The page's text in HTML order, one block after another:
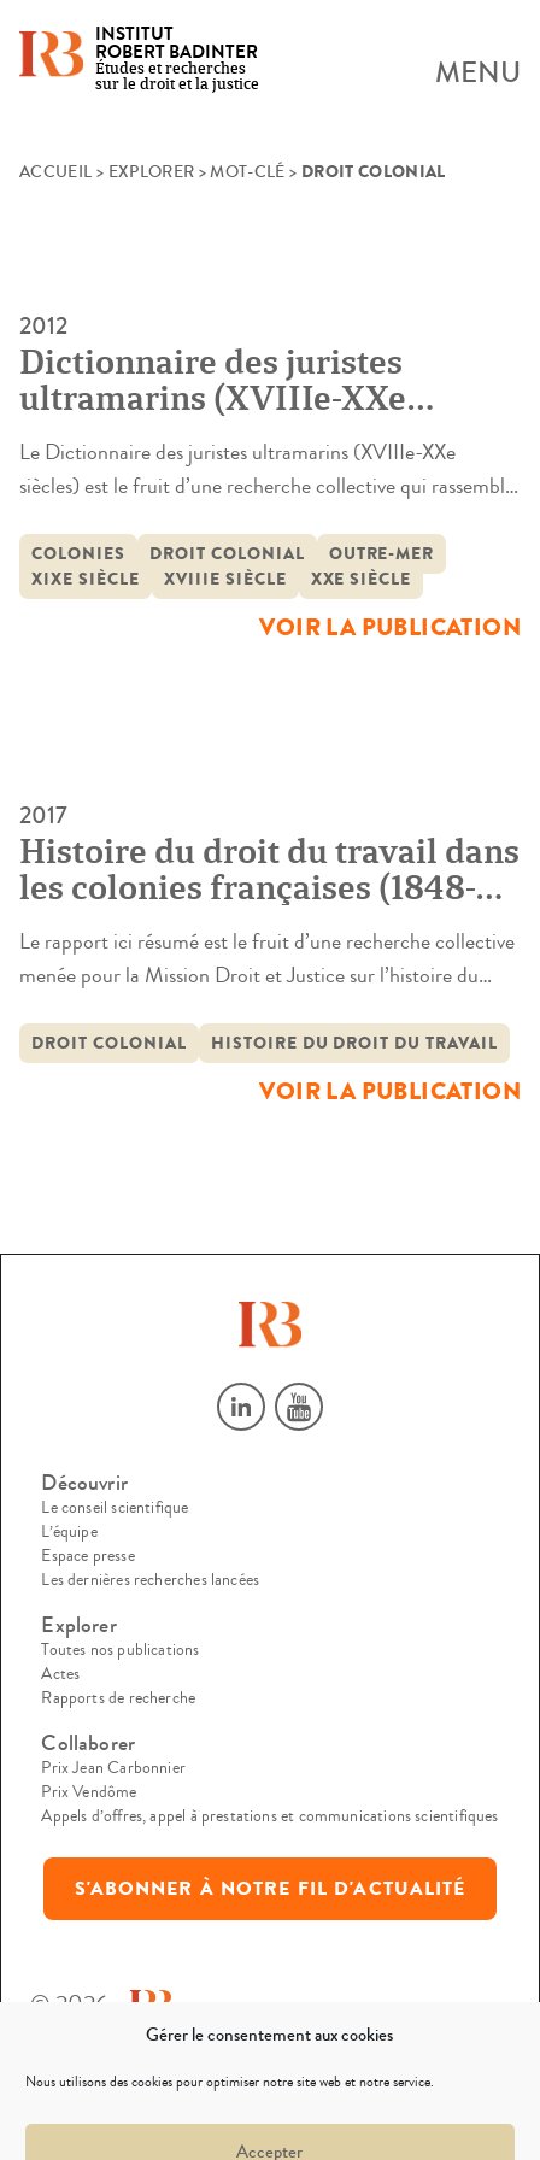
Gérer le consentement aux cookies
Nous utilisons des cookies pour optimiser notre site web et notre service.
Accepter
Skip
INSTITUT
ROBERT BADINTER
Études et recherches
sur le droit et la justice
MENU
ACCUEIL > EXPLORER >MOT-CLÉ > DROIT COLONIAL
2012
Dictionnaire des juristes
ultramarins (XVIIIe-XXe
siècles)
Le Dictionnaire des juristes ultramarins (XVIIIe-XXe
siècles) est le fruit d’une recherche collective qui rassemble
d’universités ou de grands établissements européens et
africains. Il débute à la fin de l’Ancien Régime, à une
période où sont publiées des synthèses analytiques
COLONIES DROIT COLONIAL
OUTRE-MER
XIXE SIÈCLE
XVIIIE SIÈCLE XXE SIÈCLE
VOIR LA PUBLICATION
2017
Histoire du droit du travail dans
les colonies françaises (1848-
1960)
Le rapport ici résumé est le fruit d’une recherche collective
menée pour la Mission Droit et Justice sur l’histoire du
sens le plus large – de 1848 jusqu’aux indépendances de
certains territoires dans les années 1950 et 1960. Trois
idées-force peuvent en être dégagées.La […]
DROIT COLONIAL HISTOIRE DU DROIT DU TRAVAIL
VOIR LA PUBLICATION
Découvrir
Le conseil scientifique
L’équipe
Espace presse
Les dernières recherches lancées
Explorer
Toutes nos publications
Actes
Rapports de recherche
Collaborer
Prix Jean Carbonnier
Prix Vendôme
Appels d’offres, appel à prestations et communications scientifiques
S'ABONNER À NOTRE FIL D'ACTUALITÉ
© 2026